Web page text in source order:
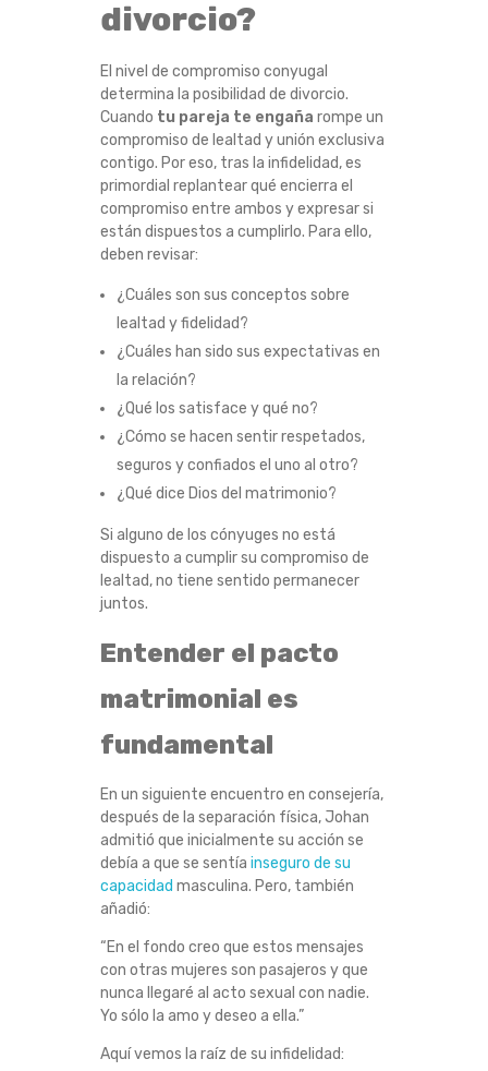
divorcio?
El nivel de compromiso conyugal
determina la posibilidad de divorcio.
Cuando tu pareja te engaña rompe un
compromiso de lealtad y unión exclusiva
contigo. Por eso, tras la infidelidad, es
primordial replantear qué encierra el
compromiso entre ambos y expresar si
están dispuestos a cumplirlo. Para ello,
deben revisar:
¿Cuáles son sus conceptos sobre
lealtad y fidelidad?
¿Cuáles han sido sus expectativas en
la relación?
¿Qué los satisface y qué no?
¿Cómo se hacen sentir respetados,
seguros y confiados el uno al otro?
¿Qué dice Dios del matrimonio?
Si alguno de los cónyuges no está
dispuesto a cumplir su compromiso de
lealtad, no tiene sentido permanecer
juntos.
Entender el pacto
matrimonial es
fundamental
En un siguiente encuentro en consejería,
después de la separación física, Johan
admitió que inicialmente su acción se
debía a que se sentía inseguro de su
capacidad masculina. Pero, también
añadió:
“En el fondo creo que estos mensajes
con otras mujeres son pasajeros y que
nunca llegaré al acto sexual con nadie.
Yo sólo la amo y deseo a ella.”
Aquí vemos la raíz de su infidelidad: